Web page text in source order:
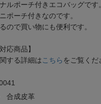
ルポーチ付きエコバッグです。
ポーチ付きなのです。
ので買い物にも便利です。
応商品】
する詳細は こちら をご覧くだ
合成皮革